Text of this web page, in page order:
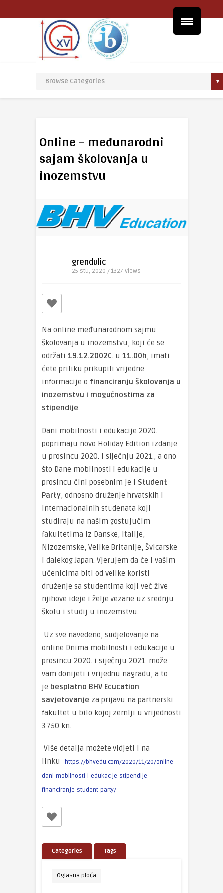
Online – međunarodni
sajam školovanja u
inozemstvu
grendulic
25 stu, 2020 / 1327 Views
Na online međunarodnom sajmu
školovanja u inozemstvu, koji će se
održati 19.12.20020. u 11.00h, imati
ćete priliku prikupiti vrijedne
informacije o financiranju školovanja u
inozemstvu i mogućnostima za
stipendije.
Dani mobilnosti i edukacije 2020.
poprimaju novo Holiday Edition izdanje
u prosincu 2020. i siječnju 2021., a ono
što Dane mobilnosti i edukacije u
prosincu čini posebnim je i Student
Party, odnosno druženje hrvatskih i
internacionalnih studenata koji
studiraju na našim gostujućim
fakultetima iz Danske, Italije,
Nizozemske, Velike Britanije, Švicarske
i dalekog Japan. Vjerujem da će i vašim
učenicima biti od velike koristi
druženje sa studentima koji već žive
njihove ideje i želje vezane uz srednju
školu i studij u inozemstvu.
Uz sve navedeno, sudjelovanje na
online Dnima mobilnosti i edukacije u
prosincu 2020. i siječnju 2021. može
vam donijeti i vrijednu nagradu, a to
je besplatno BHV Education
savjetovanje za prijavu na partnerski
fakultet u bilo kojoj zemlji u vrijednosti
3.750 kn.
Više detalja možete vidjeti i na
linku
https://bhvedu.com/2020/11/20/online-
dani-mobilnosti-i-edukacije-stipendije-
financiranje-student-party/
Categories Tags
Oglasna ploča